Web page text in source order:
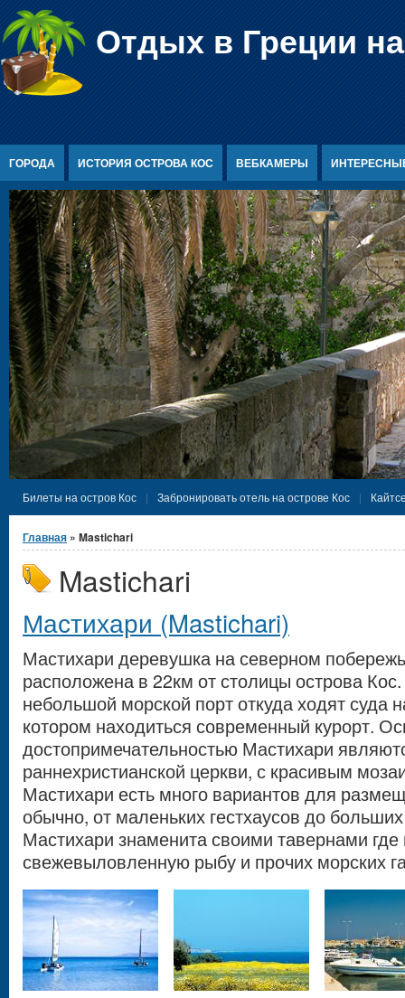
Перейти к содержимомуОтдых в Греции
ГОРОДА ИСТОРИЯ ОСТРОВА КОС ВЕБКАМЕРЫ
Билеты на остров Кос Забронировать отель на острове Кос
Вы здесь
Главная » Mastichari
Mastichari
Мастихари (Mastichari)
Мастихари деревушка на северном
расположена в 22км от столицы острова
небольшой морской порт откуда ходят суда
котором находиться современный курорт.
достопримечательностью Мастихари
раннехристианской церкви, с красивым
Мастихари есть много вариантов для
обычно, от маленьких гестхаусов до
Мастихари знаменита своими тавернами
свежевыловленную рыбу и прочих морских